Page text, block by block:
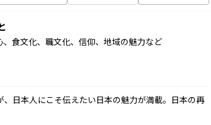
食文化、職文化、信仰、地域の魅力など
日本人にこそ伝えたい日本の魅力が満載。日本の再